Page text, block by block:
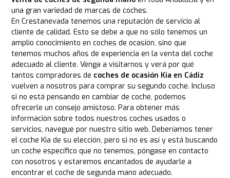
una gran variedad de marcas de coches.
En Crestanevada tenemos una reputación de servicio al
cliente de calidad. Esto se debe a que no sólo tenemos un
amplio conocimiento en coches de ocasión, sino que
tenemos muchos años de experiencia en la venta del coche
adecuado al cliente. Venga a visitarnos y verá por qué
tantos compradores de coches de ocasión Kia en Cádiz
vuelven a nosotros para comprar su segundo coche. Incluso
si no está pensando en cambiar de coche, podemos
ofrecerle un consejo amistoso. Para obtener más
información sobre todos nuestros coches usados o
servicios, navegue por nuestro sitio web. Deberíamos tener
el coche Kia de su elección, pero si no es así y está buscando
un coche específico que no tenemos, póngase en contacto
con nosotros y estaremos encantados de ayudarle a
encontrar el coche de segunda mano adecuado.